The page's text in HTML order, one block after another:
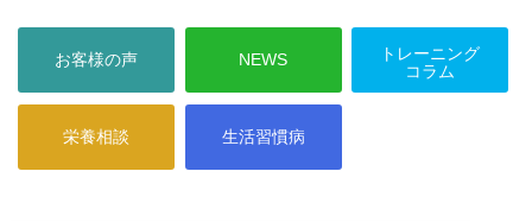
お客様の声 NEWS
トレーニング
コラム
栄養相談 生活習慣病